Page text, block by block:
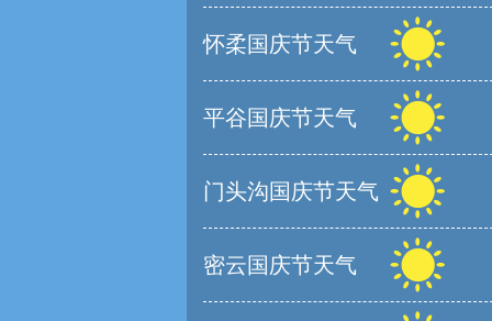
怀柔国庆节天气
平谷国庆节天气
门头沟国庆节天气
密云国庆节天气